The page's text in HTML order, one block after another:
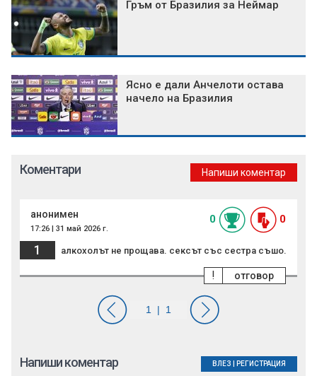
Гръм от Бразилия за Неймар
Ясно е дали Анчелоти остава
начело на Бразилия
Коментари Напиши коментар
анонимен
17:26 | 31 май 2026 г.
0 0
1 алкохолът не прощава. сексът със сестра съшо.
отговор
!
Напиши коментар ВЛЕЗ РЕГИСТРАЦИЯ